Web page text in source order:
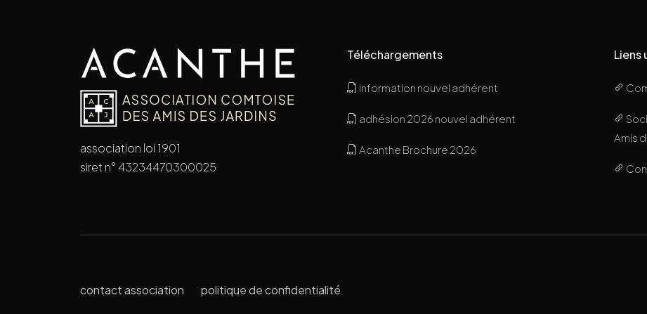
association loi 1901
siret n° 43234470300025
Téléchargements
information nouvel adhérent
adhésion 2026 nouvel adhérent
Acanthe Brochure 2026
Liens
Amis
contact association politique de confidentialité